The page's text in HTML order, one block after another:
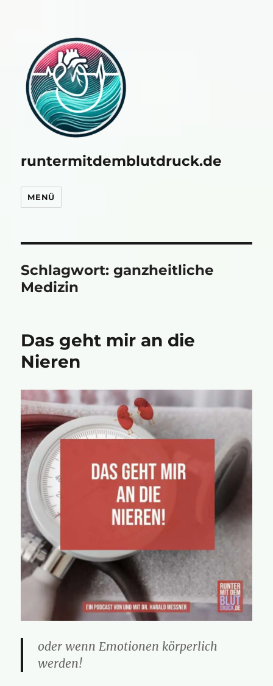
runtermitdemblutdruck.de
MENÜ
Schlagwort:ganzheitliche
Medizin
Das geht mir an die
Nieren
oder wenn Emotionen körperlich
werden!